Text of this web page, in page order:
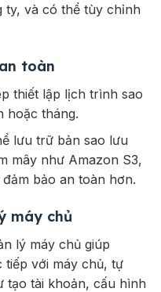
ty, và có thể tùy chỉnh
toàn
thiết lập lịch trình sao
hoặc tháng.
lưu trữ bản sao lưu
mây như Amazon S3,
bảo an toàn hơn.
máy chủ
lý máy chủ giúp
tiếp với máy chủ, tự
tạo tài khoản, cấu hình